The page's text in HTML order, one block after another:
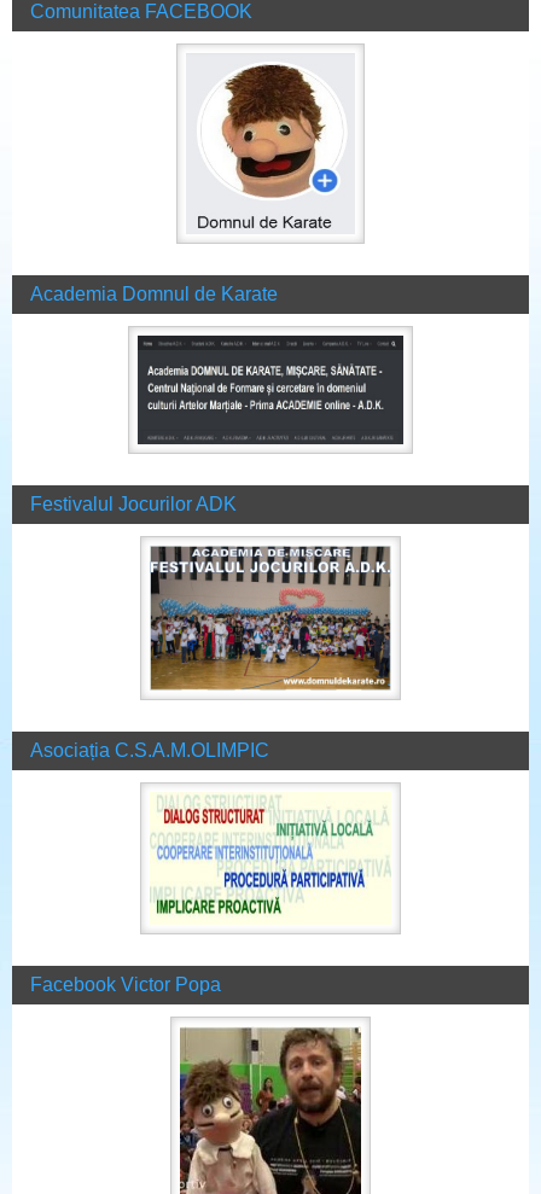
Comunitatea FACEBOOK
Academia Domnul de Karate
Festivalul Jocurilor ADK
Asociația C.S.A.M.OLIMPIC
Facebook Victor Popa